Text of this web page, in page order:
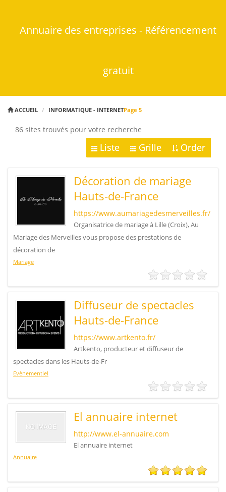
Annuaire des entreprises - Référencement
gratuit
ACCUEIL INFORMATIQUE - INTERNETPage 5
86 sites trouvés pour votre recherche
Liste Grille Order
Décoration de mariage
Hauts-de-France
https://www.aumariagedesmerveilles.fr/
Organisatrice de mariage à Lille (Croix), Au
Mariage des Merveilles vous propose des prestations de
décoration de
Mariage
Diffuseur de spectacles
Hauts-de-France
https://www.artkento.fr/
Artkento, producteur et diffuseur de
spectacles dans les Hauts-de-Fr
Evènementiel
El annuaire internet
http://www.el-annuaire.com
El annuaire internet
Annuaire